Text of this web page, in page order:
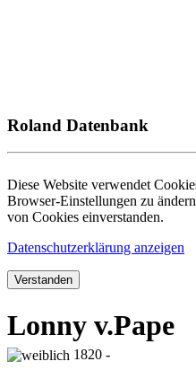
Roland Datenbank
Diese Website verwendet
Browser-Einstellungen zu
von Cookies einverstanden.
Datenschutzerklärung anzeigen
Verstanden
Lonny v.Pape
1820 -